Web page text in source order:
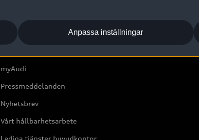
Boka Service online
myAudi
Pressmeddelanden
Nyhetsbrev
Vårt hållbarhetsarbete
Lediga tjänster huvudkontor
Anpassa inställningar